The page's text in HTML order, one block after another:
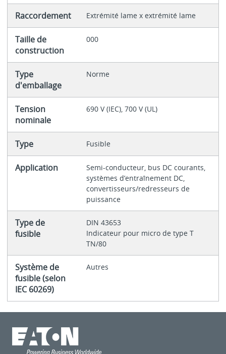
Raccordement Extrémité lame x extrémité lame
Taille de
construction
000
Type
d'emballage
Norme
Tension
nominale
690 V (IEC), 700 V (UL)
Type Fusible
Application
Semi-conducteur, bus DC courants,
systèmes d’entraînement DC,
convertisseurs/redresseurs de
puissance
Type de
fusible
DIN 43653
Indicateur pour micro de type T
TN/80
Système de
fusible (selon
IEC 60269)
Autres